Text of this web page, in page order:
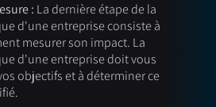
: La dernière étape de la
d'une entreprise consiste à
mesurer son impact. La
d'une entreprise doit vous
objectifs et à déterminer ce